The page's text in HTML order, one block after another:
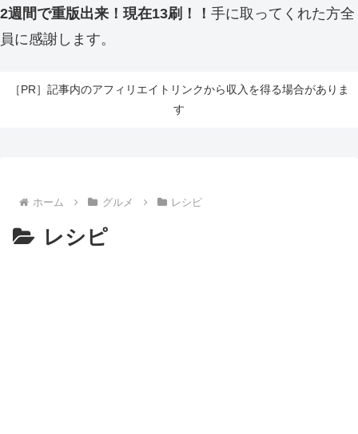
2週間で重版出来！現在13刷！！ 手に取ってくれた方全
員に感謝します。
［PR］記事内のアフィリエイトリンクから収入を得る場合がありま
す
ホーム グルメ レシピ
レシピ